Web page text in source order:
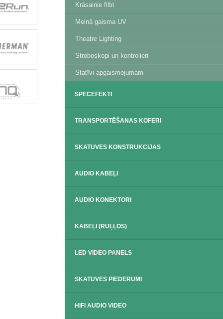
Krāsainie filtri
Melnā gaisma UV
Theatre Lighting
Stroboskopi un kontrolieri
Statīvi apgaismojumam
SPECEFEKTI
TRANSPORTĒŠANAS KOFERI
SKATUVES KONSTRUKCIJAS
AUDIO KABEĻI
AUDIO KONEKTORI
KABEĻI (RUĻĻOS)
LED VIDEO PANELS
SKATUVES PIEDERUMI
HIFI AUDIO VIDEO